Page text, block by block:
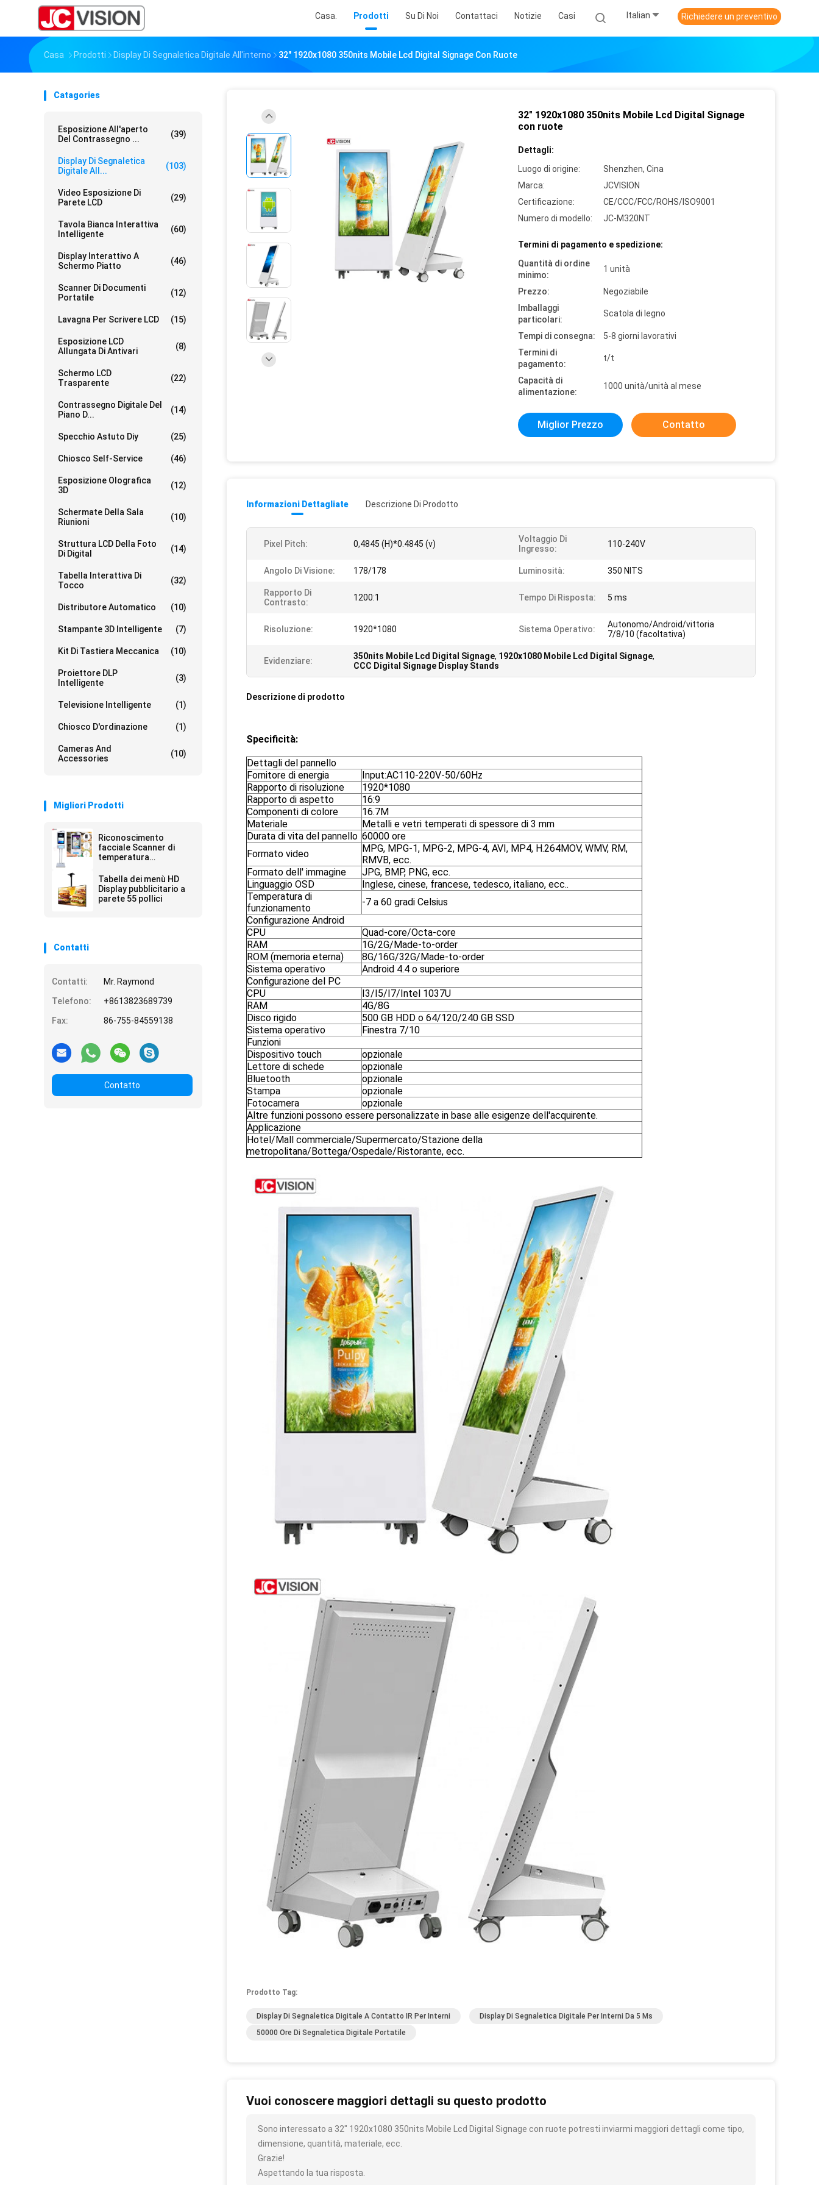
Casa. Prodotti Su Di Noi Contattaci Notizie Casi Italian Richiedere un preventivo
Casa Prodotti Display Di Segnaletica Digitale All'interno 32" 1920x1080 350nits Mobile Lcd Digital Signage Con Ruote
Catagories
Esposizione All'aperto
Del Contrassegno ...
(39)
Display Di Segnaletica
Digitale All...
(103)
Video Esposizione Di
Parete LCD
(29)
Tavola Bianca Interattiva
Intelligente
(60)
Display Interattivo A
Schermo Piatto
(46)
Scanner Di Documenti
Portatile
(12)
Lavagna Per Scrivere LCD (15)
Esposizione LCD
Allungata Di Antivari
(8)
Schermo LCD
Trasparente
(22)
Contrassegno Digitale Del
Piano D...
(14)
Specchio Astuto Diy (25)
Chiosco Self-Service (46)
Esposizione Olografica
3D
(12)
Schermate Della Sala
Riunioni
(10)
Struttura LCD Della Foto
Di Digital
(14)
Tabella Interattiva Di
Tocco
(32)
Distributore Automatico (10)
Stampante 3D Intelligente (7)
Kit Di Tastiera Meccanica (10)
Proiettore DLP
Intelligente
(3)
Televisione Intelligente (1)
Chiosco D'ordinazione (1)
Cameras And
Accessories
(10)
Migliori Prodotti
Riconoscimento
facciale Scanner di
temperatura
Chiosco pubblicitario
Tabella dei menù HD
Display pubblicitario a
parete 55 pollici
Contatti
Contatti:
Mr. Raymond
Telefono:
+8613823689739
Fax:
86-755-84559138
Contatto
32" 1920x1080 350nits Mobile Lcd Digital Signage
con ruote
Dettagli:
Luogo di origine:
Shenzhen, Cina
Marca:
JCVISION
Certificazione:
CE/CCC/FCC/ROHS/ISO9001
Numero di modello:
JC-M320NT
Termini di pagamento e spedizione:
Quantità di ordine
minimo:
1 unità
Prezzo:
Negoziabile
Imballaggi
particolari:
Scatola di legno
Tempi di consegna:
5-8 giorni lavorativi
Termini di
pagamento:
t/t
Capacità di
alimentazione:
1000 unità/unità al mese
Miglior Prezzo Contatto
Informazioni Dettagliate Descrizione Di Prodotto
Pixel Pitch: 0,4845 (H)*0.4845 (v)
Voltaggio Di
Ingresso:
110-240V
Angolo Di Visione: 178/178 Luminosità: 350 NITS
Rapporto Di
Contrasto:
1200:1 Tempo Di Risposta: 5 ms
Risoluzione: 1920*1080 Sistema Operativo:
Autonomo/Android/vittoria
7/8/10 (facoltativa)
Evidenziare: 350nits Mobile Lcd Digital Signage, 1920x1080 Mobile Lcd Digital Signage,
CCC Digital Signage Display Stands
Descrizione di prodotto
Specificità:
Dettagli del pannello
Fornitore di energia
Input:AC110-220V-50/60Hz
Rapporto di risoluzione
1920*1080
Rapporto di aspetto
16:9
Componenti di colore
16.7M
Materiale
Metalli e vetri temperati di spessore di 3 mm
Durata di vita del pannello 60000 ore
Formato video
MPG, MPG-1, MPG-2, MPG-4, AVI, MP4, H.264MOV, WMV, RM,
RMVB, ecc.
Formato dell' immagine
JPG, BMP, PNG, ecc.
Linguaggio OSD
Inglese, cinese, francese, tedesco, italiano, ecc..
Temperatura di
funzionamento
-7 a 60 gradi Celsius
Configurazione Android
CPU
Quad-core/Octa-core
RAM
1G/2G/Made-to-order
ROM (memoria eterna)
8G/16G/32G/Made-to-order
Sistema operativo
Android 4.4 o superiore
Configurazione del PC
CPU
I3/I5/I7/Intel 1037U
RAM
4G/8G
Disco rigido
500 GB HDD o 64/120/240 GB SSD
Sistema operativo
Finestra 7/10
Funzioni
Dispositivo touch
opzionale
Lettore di schede
opzionale
Bluetooth
opzionale
Stampa
opzionale
Fotocamera
opzionale
Altre funzioni possono essere personalizzate in base alle esigenze dell'acquirente.
Applicazione
Hotel/Mall commerciale/Supermercato/Stazione della
metropolitana/Bottega/Ospedale/Ristorante, ecc.
Prodotto Tag:
Display Di Segnaletica Digitale A Contatto IR Per Interni
Display Di Segnaletica Digitale Per Interni Da 5 Ms
50000 Ore Di Segnaletica Digitale Portatile
Vuoi conoscere maggiori dettagli su questo prodotto
Sono interessato a 32" 1920x1080 350nits Mobile Lcd Digital Signage con ruote potresti inviarmi maggiori dettagli come tipo,
dimensione, quantità, materiale, ecc.
Grazie!
Aspettando la tua risposta.